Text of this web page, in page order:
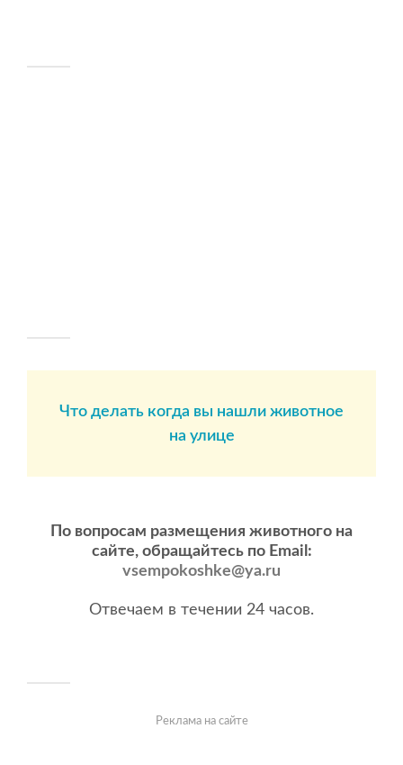
Что делать когда вы нашли животное
на улице
По вопросам размещения животного на
сайте, обращайтесь по Email:
vsempokoshke@ya.ru
Отвечаем в течении 24 часов.
Реклама на сайте